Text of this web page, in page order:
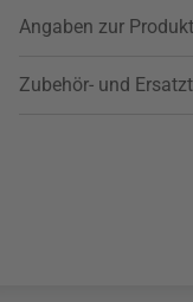
Angaben zur
Zubehör- und